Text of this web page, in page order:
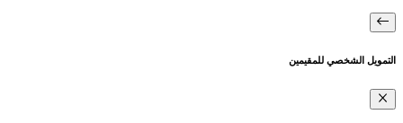
التمويل الشخصي للمقيمين